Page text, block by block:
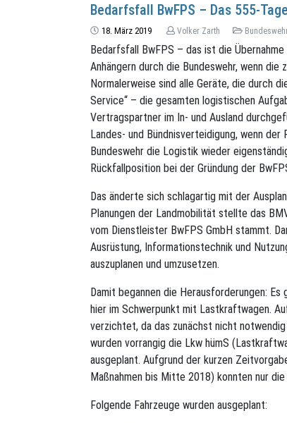
Bedarfsfall BwFPS – Das 555-
18. März 2019 Volker Zarth
Bedarfsfall BwFPS – das ist die
Anhängern durch die Bundeswehr, wenn
Normalerweise sind alle Geräte, die durch
Service“ – die gesamten logistischen
Vertragspartner im In- und Ausland
Landes- und Bündnisverteidigung, wenn
Bundeswehr die Logistik wieder
Rückfallposition bei der Gründung der
Das änderte sich schlagartig mit der
Planungen der Landmobilität stellte das
vom Dienstleister BwFPS GmbH stammt.
Ausrüstung, Informationstechnik und
auszuplanen und umzusetzen.
Damit begannen die Herausforderungen:
hier im Schwerpunkt mit Lastkraftwagen.
verzichtet, da das zunächst nicht
wurden vorrangig die Lkw hümS
ausgeplant. Aufgrund der kurzen
Maßnahmen bis Mitte 2018) konnten nur
Folgende Fahrzeuge wurden ausgeplant: